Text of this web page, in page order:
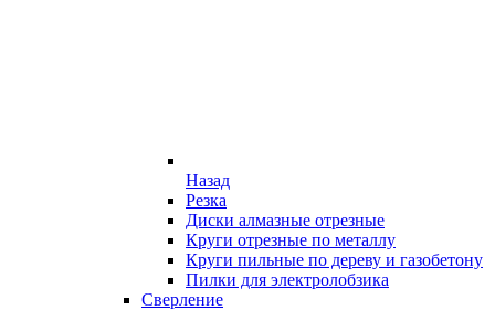
Назад
Резка
Диски алмазные отрезные
Круги отрезные по металлу
Круги пильные по дереву и газобетону
Пилки для электролобзика
Сверление